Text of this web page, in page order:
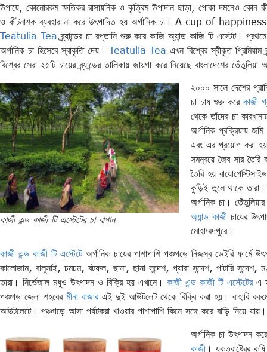
উপায়ে, কোনোরকম ক্ষতিকর রাসায়নিক ও কৃত্রিম উপাদান ছাড়া, পোকা দমনেও কোন
ও কীটনাশক ব্যবহার না করে উৎপাদিত হয় অর্গানিক চা। A cup of happiness
Teatulia Teaব্র্যান্ডের চা রপ্তানি শুরু করে কাজি অ্যান্ড কাজি টি এস্টেট।
অর্গানিক চা হিসেবে স্বাকৃতি দেয়। Teatulia Tea এখন বিশ্বের স্বীকৃত প্রিমিয়াম
বিশ্বের সেরা ২৫টি চায়ের ব্র্যান্ডের তালিকায় জায়গা করে নিয়েছে বাংলাদেশের তেঁতুলিয়া
কাজী এন্ড কাজী টি এস্টেটের চা বাগান
২০০০ সালে দেশের
চা চাষ শুরু করে কাজী
থেকে তাঁদের চা
অর্গানিক প্রক্রিয়ায়
এবং এর প্রয়োগ করা
সমন্বয়ে জৈব সার তৈরি
তৈরি হয়
কুড়িই তুলে থাকে তারা।
অর্গানিক চা।
অ্যান্ড কাজী চায়ের
মোহাম্মদপুরে।
কাজী এন্ড কাজী টি এস্টেটেঅর্গানিক চায়ের পাশাপাশি পঞ্চগড়ে নিজস্ব ডেইরি ফার্মে
কালোজাম, বালুসাই, চমচম, বটফল, ছানা, ছানা সন্দেশ, প্যারা সন্দেশ, পাটারি সন্দেশ,
তারা। নির্ভেজাল মধুও উৎপাদন ও বিক্রি হয় এখানে। কাজী এন্ড কাজী টি এস্টেটেরএ
পঞ্চগড় জেলা শহরের মীনা বাজারএই দুই আউটলেট থেকে বিক্রি করা হয়। বাহারি
আউটলেটে। পঞ্চগড়ে আসা পর্যটকরা খাওয়ার পাশাপাশি কিনে সঙ্গে করে বাড়ি নিয়ে যায়।
অর্গানিক চা উৎপাদন
কাজী । যুক্তরাষ্ট্রের